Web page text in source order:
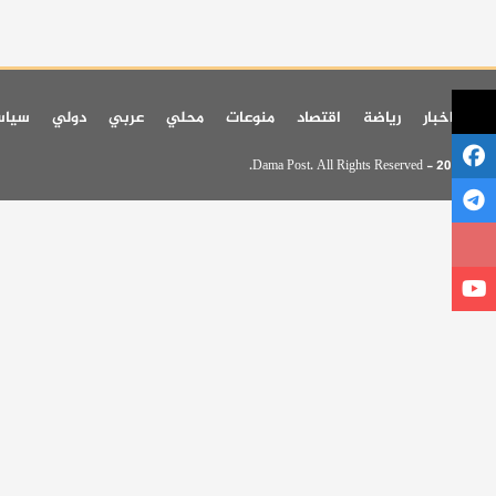
اخر اخبار رياضة اقتصاد منوعات محلي عربي دولي
© 2026 - Dama Post. All Rights Reserved.